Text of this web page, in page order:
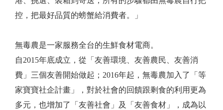
控，把最好品質的螃蟹給消費者。」
無毒農是一家服務全台的生鮮食材電商。
自2015年底成立，從「友善環境、友善農民、友善消
費」三個友善開始做起；2016年起，無毒農加入了「等
家寶寶社企計畫」，對於社會的回饋跟剩食的利用更為
多元，也增加了「友善社會」及「友善食材」，成為以